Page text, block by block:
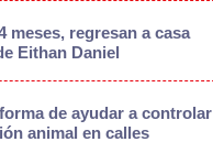
meses, regresan a casa
Eithan Daniel
de ayudar a controlar
animal en calles